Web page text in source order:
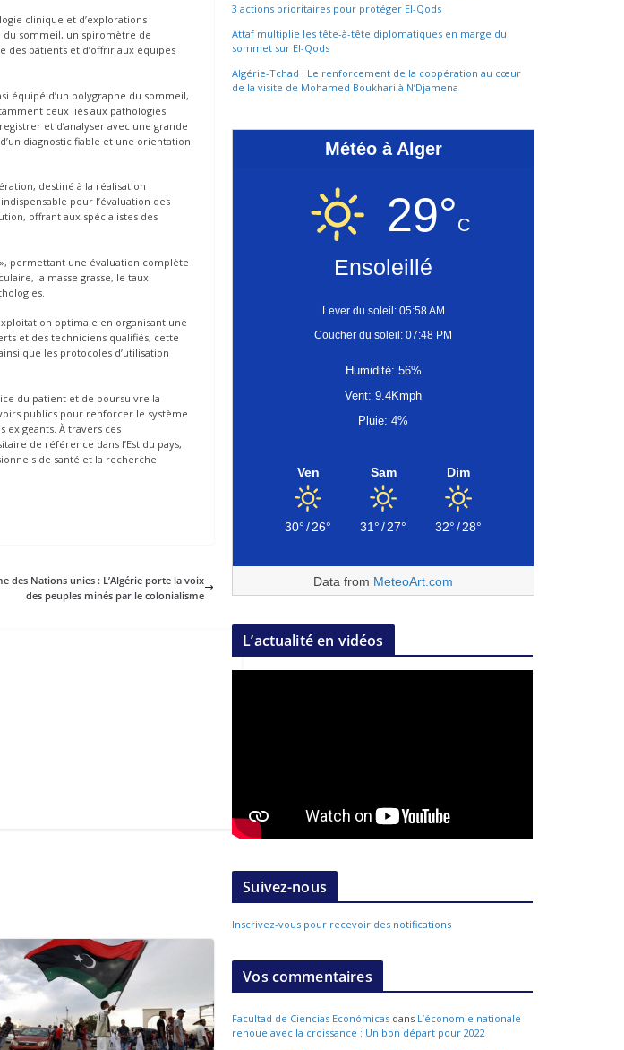
clinique et d’explorations
du sommeil, un spiromètre de
des patients et d’offrir aux équipes
équipé d’un polygraphe du sommeil,
ceux liés aux pathologies
et d’analyser avec une grande
diagnostic fiable et une orientation
destiné à la réalisation
pour l’évaluation des
offrant aux spécialistes des
permettant une évaluation complète
la masse grasse, le taux
optimale en organisant une
et des techniciens qualifiés, cette
que les protocoles d’utilisation
du patient et de poursuivre la
publics pour renforcer le système
exigeants. À travers ces
de référence dans l’Est du pays,
de santé et la recherche
des Nations unies : L’Algérie porte la voix
des peuples minés par le colonialisme
3 actions prioritaires pour protéger El-Qods
Attaf multiplie les tête-à-tête diplomatiques en marge du
sommet sur El-Qods
Algérie-Tchad : Le renforcement de la coopération au cœur
de la visite de Mohamed Boukhari à N’Djamena
Météo à Alger
29°C
Ensoleillé
Lever du soleil: 05:58 AM
Coucher du soleil: 07:48 PM
Humidité: 56%
Vent: 9.4Kmph
Pluie: 4%
Ven
30°/26°
Sam
31°/27°
Dim
32°/28°
Data from MeteoArt.com
L’actualité en vidéos
Suivez-nous
Inscrivez-vous pour recevoir des notifications
Vos commentaires
Facultad de Ciencias Económicas dans L’économie nationale
renoue avec la croissance : Un bon départ pour 2022